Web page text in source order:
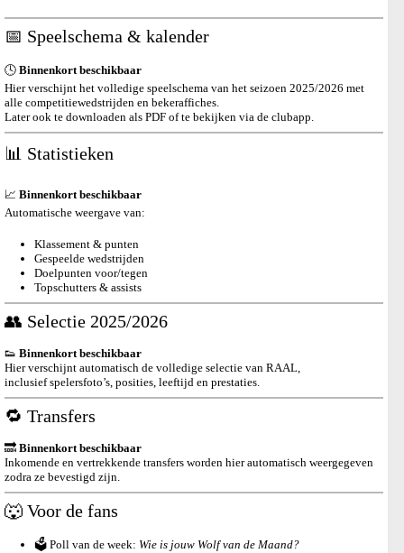
📅 Speelschema & kalender
🕓 Binnenkort beschikbaar
Hier verschijnt het volledige speelschema van het seizoen 2025/2026 met
alle competitiewedstrijden en bekeraffiches.
Later ook te downloaden als PDF of te bekijken via de clubapp.
📊 Statistieken
📈 Binnenkort beschikbaar
Automatische weergave van:
Klassement & punten
Gespeelde wedstrijden
Doelpunten voor/tegen
Topschutters & assists
👥 Selectie 2025/2026
👟 Binnenkort beschikbaar
Hier verschijnt automatisch de volledige selectie van RAAL,
inclusief spelersfoto’s, posities, leeftijd en prestaties.
🔁 Transfers
🔜 Binnenkort beschikbaar
Inkomende en vertrekkende transfers worden hier automatisch weergegeven
zodra ze bevestigd zijn.
🐺 Voor de fans
🗳️ Poll van de week: Wie is jouw Wolf van de Maand?